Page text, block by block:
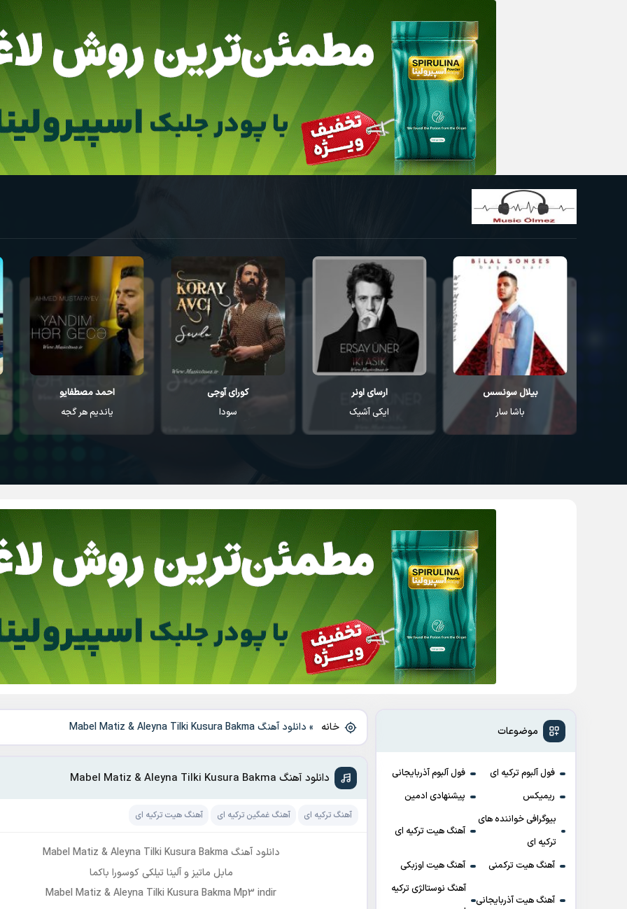
ارسای اونر
ایکی آشیک
کورای آوجی
سودا
احمد مصطفایو
یاندیم هر گجه
اکین اوزونلار
گلیوروم یار
موضوعات
فول آلبوم ترکیه ای
فول آلبوم آذربایجانی
ریمیکس
پیشنهادی ادمین
بیوگرافی خواننده های
ترکیه ای
آهنگ هیت ترکیه ای
آهنگ هیت ترکمنی آهنگ هیت اوزبکی
آهنگ هیت آذربایجانی
آهنگ نوستالژی ترکیه
خانه » دانلود آهنگ Mabel Matiz & Aleyna Tilki Kusura Bakma
دانلود آهنگ Mabel Matiz & Aleyna Tilki Kusura Bakma
آهنگ ترکیه ای آهنگ غمگین ترکیه ای آهنگ هیت ترکیه ای
دانلود آهنگ Mabel Matiz & Aleyna Tilki Kusura Bakma
مابل ماتیز و آلینا تیلکی کوسورا باکما
Mabel Matiz & Aleyna Tilki Kusura Bakma Mp3 indir